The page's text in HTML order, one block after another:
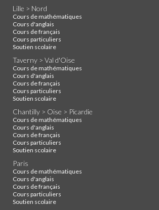
Lille > Nord
Cours de mathématiques
Cours d'anglais
Cours de français
Cours particuliers
Soutien scolaire
Taverny > Val d'Oise
Cours de mathématiques
Cours d'anglais
Cours de français
Cours particuliers
Soutien scolaire
Chantilly > Oise > Picardie
Cours de mathématiques
Cours d'anglais
Cours de français
Cours particuliers
Soutien scolaire
Paris
Cours de mathématiques
Cours d'anglais
Cours de français
Cours particuliers
Soutien scolaire